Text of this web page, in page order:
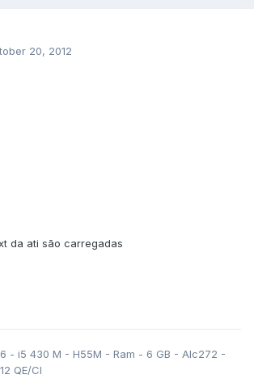
20, 2012
da ati são carregadas
- i5 430 M - H55M - Ram - 6 GB - Alc272 -
QE/CI